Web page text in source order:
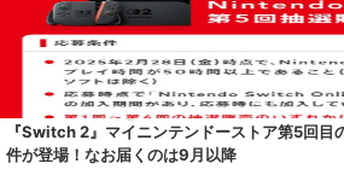
『Switch 2』マイニンテンドーストア第5回目
件が登場！なお届くのは9月以降